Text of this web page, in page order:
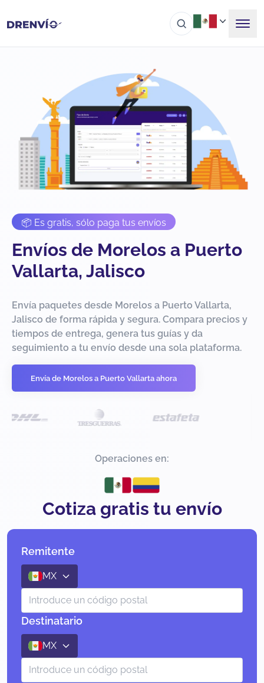
📦 Es gratis, sólo paga tus envíos
Envíos de Morelos a Puerto
Vallarta, Jalisco
Envía paquetes desde Morelos a Puerto Vallarta,
Jalisco de forma rápida y segura. Compara precios y
tiempos de entrega, genera tus guías y da
seguimiento a tu envío desde una sola plataforma.
Envía de Morelos a Puerto Vallarta ahora
Operaciones en:
Cotiza gratis tu envío
Remitente
MX
Destinatario
MX